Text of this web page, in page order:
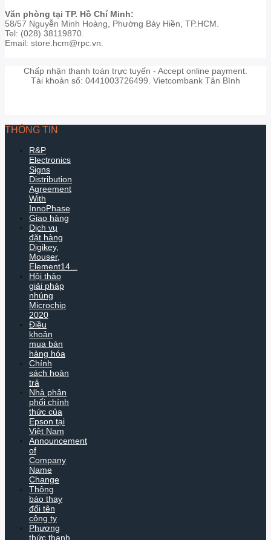
Văn phòng tại TP. Hồ Chí Minh:
58/57 Nguyễn Minh Hoàng, Phường Bảy Hiền, TP.HCM.
Tel: (028) 38119870.
Email: store.hcm@rpc.vn.
Chấp nhận thanh toán trực tuyến - Accept online payment.
Tài khoản số: 0441003726499. Vietcombank Tân Bình
THÔNG TIN
R&P
Electronics
Signs
Distribution
Agreement
With
InnoPhase
Giao hàng
Dịch vụ
đặt hàng
Digikey,
Mouser,
Element14...
Hội thảo
giải pháp
nhúng
Microchip
2020
Điều
khoản
mua bán
hàng hóa
Chính
sách hoàn
trả
Nhà phân
phối chính
thức của
Epson tại
Việt Nam
Announcement
of
Company
Name
Change
Thông
báo thay
đổi tên
công ty
Phương
thức thanh